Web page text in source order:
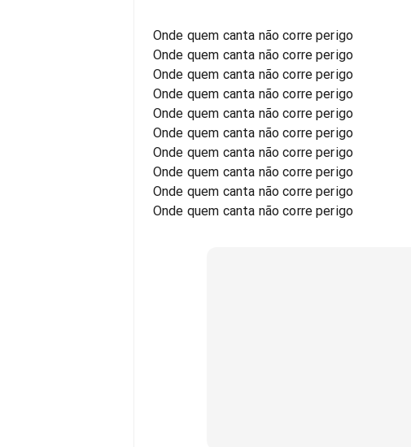
Onde quem canta não corre perigo
Onde quem canta não corre perigo
Onde quem canta não corre perigo
Onde quem canta não corre perigo
Onde quem canta não corre perigo
Onde quem canta não corre perigo
Onde quem canta não corre perigo
Onde quem canta não corre perigo
Onde quem canta não corre perigo
Onde quem canta não corre perigo